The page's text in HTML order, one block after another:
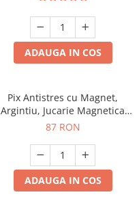
ADAUGA IN COS
Pix Antistres cu Magnet,
Argintiu, Jucarie Magnetica
pentru Birou
87 RON
ADAUGA IN COS